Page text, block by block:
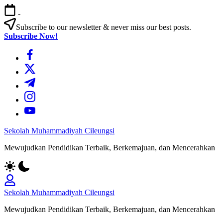
Skip
to
content
-
Subscribe to our newsletter & never miss our best posts.
Subscribe Now!
https://www.facebook.com/
https://twitter.com/
https://t.me/
https://www.instagram.com/
https://youtube.com/
Sekolah Muhammadiyah Cileungsi
Mewujudkan Pendidikan Terbaik, Berkemajuan, dan Mencerahkan
Sekolah Muhammadiyah Cileungsi
Mewujudkan Pendidikan Terbaik, Berkemajuan, dan Mencerahkan